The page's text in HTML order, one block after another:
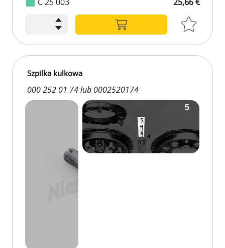
Szpilka kulkowa
000 252 01 74 lub 0002520174